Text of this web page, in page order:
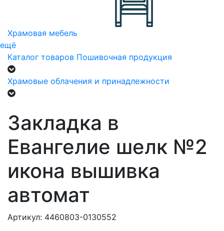
Храмовая мебель
ещё
Каталог товаров Пошивочная продукция
Храмовые облачения и принадлежности
Закладка в
Евангелие шелк №2
икона вышивка
автомат
Артикул: 4460803-0130552